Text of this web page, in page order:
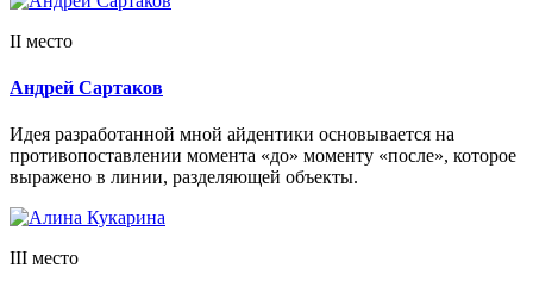
II место
Андрей Сартаков
Идея разработанной мной айдентики основывается на
противопоставлении момента «до» моменту «после», которое
выражено в линии, разделяющей объекты.
III место